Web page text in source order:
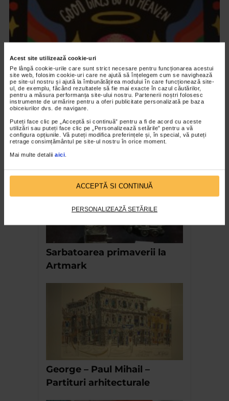
Acest site utilizează cookie-uri
Pe lângă cookie-urile care sunt strict necesare pentru funcționarea acestui
site web, folosim cookie-uri care ne ajută să înțelegem cum se navighează
pe site-ul nostru și ajută la îmbunătățirea modului în care funcționează site-
ul, de exemplu, făcând rezultatele să fie mai exacte în cazul căutărilor,
pentru a măsura performanța site-ului nostru. Partenerii noștri folosesc
instrumente de urmărire pentru a oferi publicitate personalizată pe baza
obiceiurilor dvs. de navigare.
Puteți face clic pe „Acceptă si continuă” pentru a fi de acord cu aceste
utilizări sau puteți face clic pe „Personalizează setările” pentru a vă
configura opțiunile. Vă puteți modifica preferințele și, în special, vă puteți
retrage consimțământul pe site-ul nostru în orice moment.
Mai multe detalii aici.
ACCEPTĂ SI CONTINUĂ
PERSONALIZEAZĂ SETĂRILE
ARTELE SPECTACOLULUI
Expozitia Martie la feminin
3.777 vizualizari
RECOMANDĂRI
Sarbatoarea primaverii la
Artmark
George – Paul Mihail –
Partituri arhitecturale